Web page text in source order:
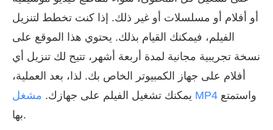
أو أفلام أو مسلسلات أو غير ذلك. إذا كنت تخطط لتنزيل
الفيلم، فيمكنك القيام بذلك. يحتوي هذا الموقع على
نسخة تجريبية مجانية لمدة أربعة أشهر، تتيح لك تنزيل أي
أفلام على جهاز الكمبيوتر الخاص بك. لذا، بعد العملية،
يمكنك تشغيل الفيلم على جهازك. مشغل MP4
بها.